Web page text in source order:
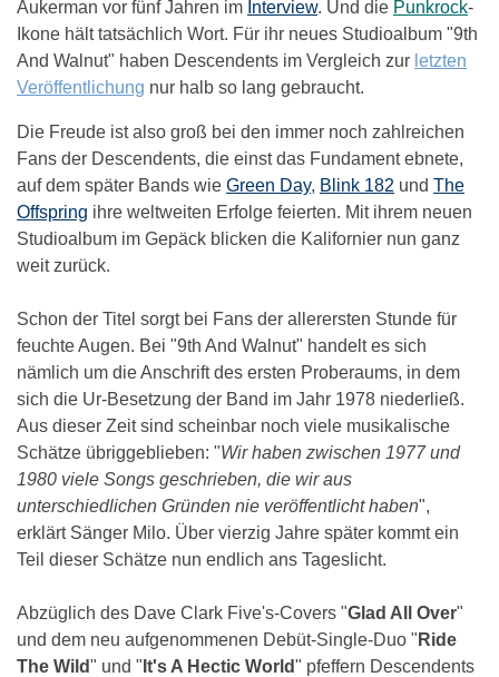
Aukerman vor fünf Jahren im Interview. Und die Punkrock-
Ikone hält tatsächlich Wort. Für ihr neues Studioalbum "9th
And Walnut" haben Descendents im Vergleich zur letzten
Veröffentlichung nur halb so lang gebraucht.
Die Freude ist also groß bei den immer noch zahlreichen
Fans der Descendents, die einst das Fundament ebnete,
auf dem später Bands wie Green Day, Blink 182 und The
Offspring ihre weltweiten Erfolge feierten. Mit ihrem neuen
Studioalbum im Gepäck blicken die Kalifornier nun ganz
weit zurück.
Schon der Titel sorgt bei Fans der allerersten Stunde für
feuchte Augen. Bei "9th And Walnut" handelt es sich
nämlich um die Anschrift des ersten Proberaums, in dem
sich die Ur-Besetzung der Band im Jahr 1978 niederließ.
Aus dieser Zeit sind scheinbar noch viele musikalische
Schätze übriggeblieben: "Wir haben zwischen 1977 und
1980 viele Songs geschrieben, die wir aus
unterschiedlichen Gründen nie veröffentlicht haben",
erklärt Sänger Milo. Über vierzig Jahre später kommt ein
Teil dieser Schätze nun endlich ans Tageslicht.
Abzüglich des Dave Clark Five's-Covers "Glad All Over"
und dem neu aufgenommenen Debüt-Single-Duo " Ride
The Wild" und " It's A Hectic World" pfeffern Descendents